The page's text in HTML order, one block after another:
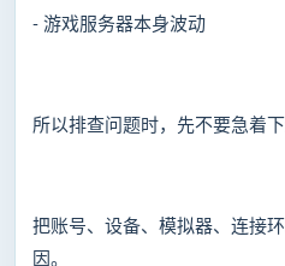
- 游戏服务器本身波动
所以排查问题时，先不要急着下
把账号、设备、模拟器、连接
因。